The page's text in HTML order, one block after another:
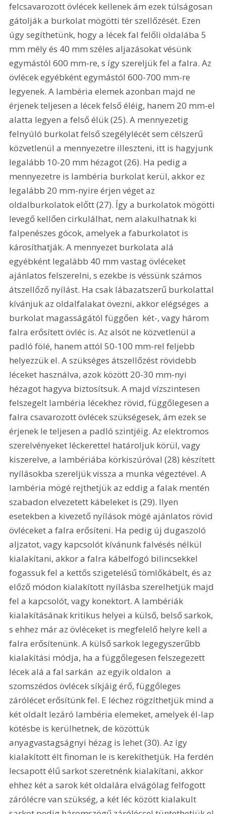
felcsavarozott övlécek kellenek ám ezek túlságosan
gátolják a burkolat mögötti tér szellőzését. Ezen
úgy segíthetünk, hogy a lécek fal felőli oldalába 5
mm mély és 40 mm széles aljazásokat vésünk
egymástól 600 mm-re, s így szereljük fel a falra. Az
övlécek egyébként egymástól 600-700 mm-re
legyenek. A lambéria elemek azonban majd ne
érjenek teljesen a lécek felső éléig, hanem 20 mm-el
alatta legyen a felső élük (25). A mennyezetig
felnyúló burkolat felső szegélylécét sem célszerű
közvetlenül a mennyezetre illeszteni, itt is hagyjunk
legalább 10-20 mm hézagot (26). Ha pedig a
mennyezetre is lambéria burkolat kerül, akkor ez
legalább 20 mm-nyire érjen véget az
oldalburkolatok előtt (27). Így a burkolatok mögötti
levegő kellően cirkulálhat, nem alakulhatnak ki
falpenészes gócok, amelyek a faburkolatot is
károsíthatják. A mennyezet burkolata alá
egyébként legalább 40 mm vastag övléceket
ajánlatos felszerelni, s ezekbe is véssünk számos
átszellőző nyílást. Ha csak lábazatszerű burkolattal
kívánjuk az oldalfalakat övezni, akkor elégséges  a
burkolat magasságától függően  két-, vagy három
falra erősített övléc is. Az alsót ne közvetlenül a
padló fölé, hanem attól 50-100 mm-rel feljebb
helyezzük el. A szükséges átszellőzést rövidebb
léceket használva, azok között 20-30 mm-nyi
hézagot hagyva biztosítsuk. A majd vízszintesen
felszegelt lambéria lécekhez rövid, függőlegesen a
falra csavarozott övlécek szükségesek, ám ezek se
érjenek le teljesen a padló szintjéig. Az elektromos
szerelvényeket léckerettel határoljuk körül, vagy
kiszerelve, a lambériába körkiszúróval (28) készített
nyílásokba szereljük vissza a munka végeztével. A
lambéria mögé rejthetjük az eddig a falak mentén
szabadon elvezetett kábeleket is (29). Ilyen
esetekben a kivezető nyílások mögé ajánlatos rövid
övléceket a falra erősíteni. Ha pedig új dugaszoló
aljzatot, vagy kapcsolót kívánunk falvésés nélkül
kialakítani, akkor a falra kábelfogó bilincsekkel
fogassuk fel a kettős szigetelésű tömlőkábelt, és az
előző módon kialakított nyílásba szerelhetjük majd
fel a kapcsolót, vagy konektort. A lambériák
kialakításának kritikus helyei a külső, belső sarkok,
s ehhez már az övléceket is megfelelő helyre kell a
falra erősítenünk. A külső sarkok legegyszerűbb
kialakítási módja, ha a függőlegesen felszegezett
lécek alá a fal sarkán  az egyik oldalon  a
szomszédos övlécek síkjáig érő, függőleges
zárólécet erősítünk fel. E léchez rögzíthetjük mind a
két oldalt lezáró lambéria elemeket, amelyek él-lap
kötésbe is kerülhetnek, de közöttük
anyagvastagságnyi hézag is lehet (30). Az így
kialakított élt finoman le is kerekíthetjük. Ha ferdén
lecsapott élű sarkot szeretnénk kialakítani, akkor
ehhez két a sarok két oldalára elvágólag felfogott
zárólécre van szükség, a két léc között kialakult